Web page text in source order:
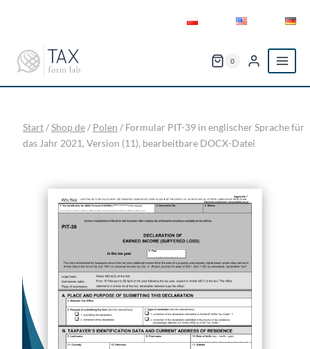
0
Start/Shop de/ Polen / Formular PIT-39 in englischer Sprache für
das Jahr 2021, Version (11), bearbeitbare DOCX-Datei